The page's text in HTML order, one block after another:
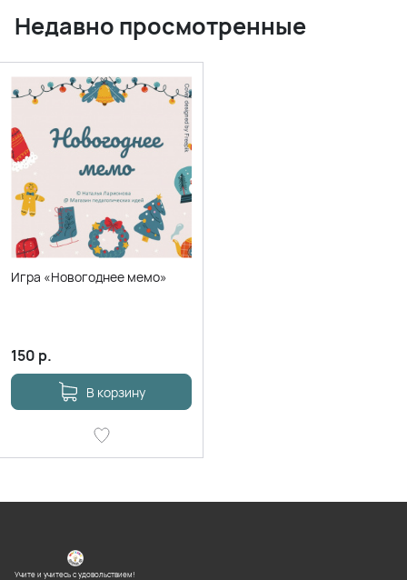
Недавно просмотренные
Игра «Новогоднее мемо»
150 р.
В корзину
Учите и учитесь с удовольствием!